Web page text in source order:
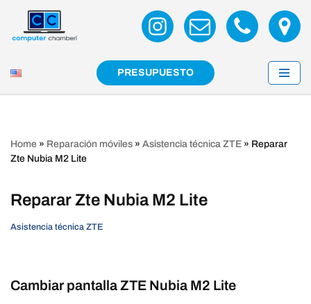
Saltar
PRESUPUESTO
Home » Reparación móviles » Asistencia técnica ZTE » Reparar
Zte Nubia M2 Lite
Reparar Zte Nubia M2 Lite
Asistencia técnica ZTE
Cambiar pantalla ZTE Nubia M2 Lite